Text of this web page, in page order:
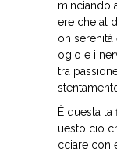
minciando
ere che al
on serenità
ogio e i
tra
È questa
uesto ciò
cciare con